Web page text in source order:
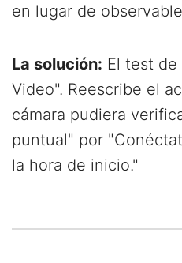
en lugar de
La solución: El test de
Video". Reescribe el
cámara pudiera
puntual" por
la hora de inicio."